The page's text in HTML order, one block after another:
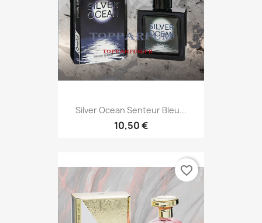
Silver Ocean Senteur Bleu...
10,50 €
favorite_border